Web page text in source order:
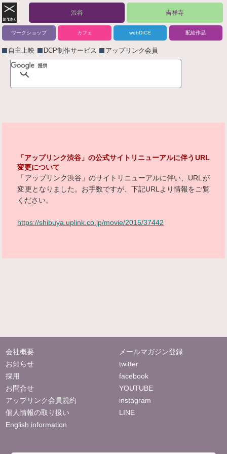
渋谷 吉祥寺
ワークショップ カフェ webDICE 配給作品
自主上映 DCP制作サービス アップリンク会員
「アップリンク渋谷」の公式サイトリニューアルに伴うURL
変更について
「アップリンク渋谷」のサイトリニューアルに伴い、URLが
変更となりました。お手数ですが、下記URLより情報をご覧
ください。
https://shibuya.uplink.co.jp/movie/2015/37442
会社概要
お知らせ
採用
お問合せ
アップリンク会員規約
個人情報の取り扱い
English information
メールマガジン登録
twitter
facebook
YOUTUBE
instagram
LINE